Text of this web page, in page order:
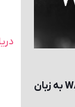
اطلاعیه WAR RISK SURCHARGE به زبان